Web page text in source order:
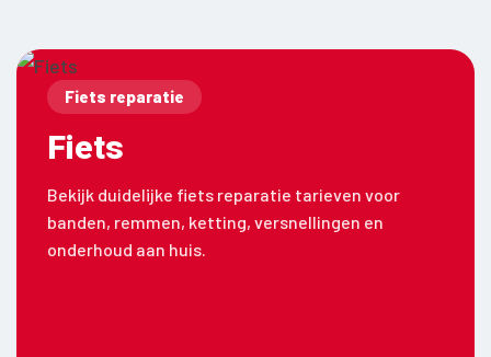
Fiets reparatie
Fiets
Bekijk duidelijke fiets reparatie tarieven voor
banden, remmen, ketting, versnellingen en
onderhoud aan huis.